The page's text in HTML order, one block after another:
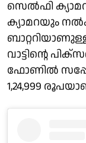
സെല്‍ഫി
ക്യാമറയും
വാട്ടിന്റെ
ഫോണില്‍
1,24,999